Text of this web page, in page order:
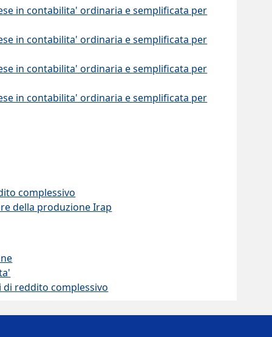
in contabilita' ordinaria e semplificata per
in contabilita' ordinaria e semplificata per
in contabilita' ordinaria e semplificata per
in contabilita' ordinaria e semplificata per
complessivo
della produzione Irap
reddito complessivo